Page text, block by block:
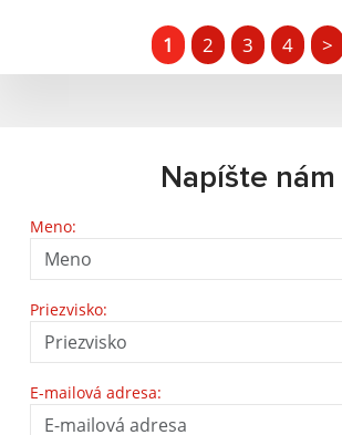
1 2 3 4 >
Napíšte nám
Meno:
Priezvisko:
E-mailová adresa: